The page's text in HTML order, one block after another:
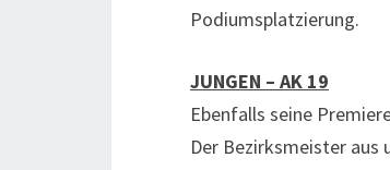
Podiumsplatzierung.
JUNGEN – AK 19
Ebenfalls seine
Der Bezirksmeister aus